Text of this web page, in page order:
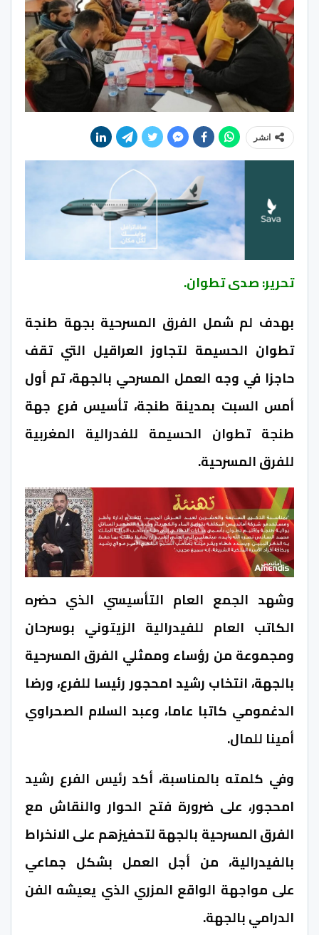
انشر
تحرير: صدى تطوان.
بهدف لم شمل الفرق المسرحية بجهة طنجة
تطوان الحسيمة لتجاوز العراقيل التي تقف
حاجزا في وجه العمل المسرحي بالجهة، تم أول
أمس السبت بمدينة طنجة، تأسيس فرع جهة
طنجة تطوان الحسيمة للفدرالية المغربية
للفرق المسرحية.
وشهد الجمع العام التأسيسي الذي حضره
الكاتب العام للفيدرالية الزيتوني بوسرحان
ومجموعة من رؤساء وممثلي الفرق المسرحية
بالجهة، انتخاب رشيد امحجور رئيسا للفرع، ورضا
الدغمومي كاتبا عاما، وعبد السلام الصحراوي
أمينا للمال.
وفي كلمته بالمناسبة، أكد رئيس الفرع رشيد
امحجور، على ضرورة فتح الحوار والنقاش مع
الفرق المسرحية بالجهة لتحفيزهم على الانخراط
بالفيدرالية، من أجل العمل بشكل جماعي
على مواجهة الواقع المزري الذي يعيشه الفن
الدرامي بالجهة.